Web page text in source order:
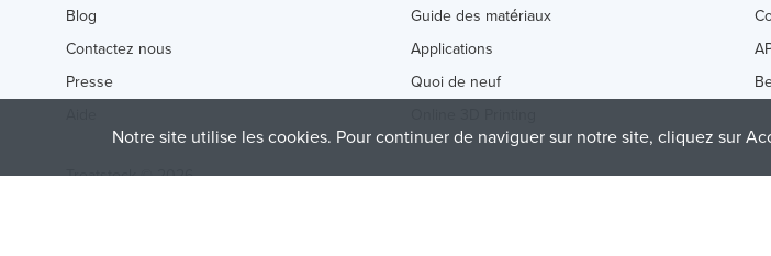
Blog
Contactez nous
Presse
Guide des matériaux
Applications
Quoi de neuf
Treatstock © 2026
Notre site utilise les cookies. Pour continuer de naviguer sur notre site, cliquez sur